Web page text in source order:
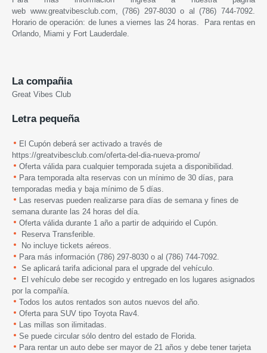
web www.greatvibesclub.com , (786) 297-8030 o al (786) 744-7092.
Horario de operación: de lunes a viernes las 24 horas. Para rentas en
Orlando, Miami y Fort Lauderdale.
La compañia
Great Vibes Club
Letra pequeña
El Cupón deberá ser activado a través de
https://greatvibesclub.com/oferta-del-dia-nueva-promo/
Oferta válida para cualquier temporada sujeta a disponibilidad.
Para temporada alta reservas con un mínimo de 30 días, para
temporadas media y baja mínimo de 5 días.
Las reservas pueden realizarse para días de semana y fines de
semana durante las 24 horas del día.
Oferta válida durante 1 año a partir de adquirido el Cupón.
Reserva Transferible.
No incluye tickets aéreos.
Para más información (786) 297-8030 o al (786) 744-7092.
Se aplicará tarifa adicional para el upgrade del vehículo.
El vehículo debe ser recogido y entregado en los lugares asignados
por la compañía.
Todos los autos rentados son autos nuevos del año.
Oferta para SUV tipo Toyota Rav4.
Las millas son ilimitadas.
Se puede circular sólo dentro del estado de Florida.
Para rentar un auto debe ser mayor de 21 años y debe tener tarjeta